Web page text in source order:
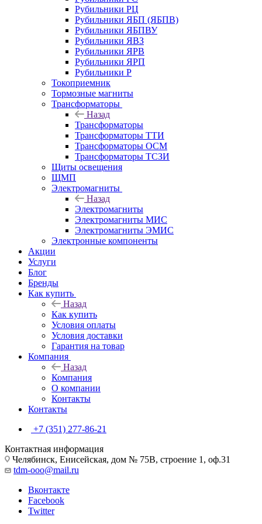
Рубильники РЦ
Рубильники ЯБП (ЯБПВ)
Рубильники ЯБПВУ
Рубильники ЯВЗ
Рубильники ЯРВ
Рубильники ЯРП
Рубильники Р
Токоприемник
Тормозные магниты
Трансформаторы
Назад
Трансформаторы
Трансформаторы ТТИ
Трансформаторы ОСМ
Трансформаторы ТСЗИ
Щиты освещения
ЩМП
Электромагниты
Назад
Электромагниты
Электромагниты МИС
Электромагниты ЭМИС
Электронные компоненты
Акции
Услуги
Блог
Бренды
Как купить
Назад
Как купить
Условия оплаты
Условия доставки
Гарантия на товар
Компания
Назад
Компания
О компании
Контакты
Контакты
+7 (351) 277-86-21
Контактная информация
Челябинск, Енисейская, дом № 75В, строение 1, оф.31
tdm-ooo@mail.ru
Вконтакте
Facebook
Twitter